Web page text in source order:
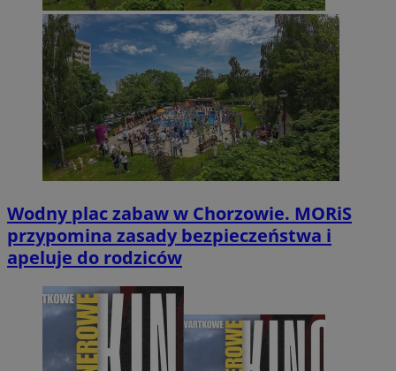
Wodny plac zabaw w Chorzowie. MORiS
przypomina zasady bezpieczeństwa i
apeluje do rodziców